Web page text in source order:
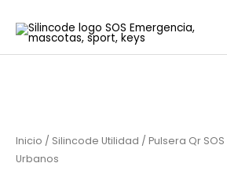
Inicio / Silincode Utilidad / Pulsera Qr
Urbanos